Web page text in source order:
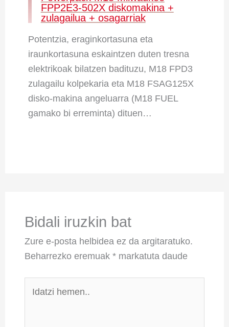
FPP2E3-502X diskomakina +
zulagailua + osagarriak
Potentzia, eraginkortasuna eta
iraunkortasuna eskaintzen duten tresna
elektrikoak bilatzen badituzu, M18 FPD3
zulagailu kolpekaria eta M18 FSAG125X
disko-makina angeluarra (M18 FUEL
gamako bi erreminta) dituen…
Bidali iruzkin bat
Zure e-posta helbidea ez da argitaratuko.
Beharrezko eremuak* markatuta daude